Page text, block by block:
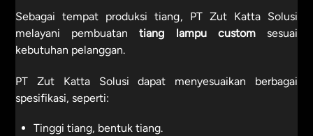
Sebagaitempat produksi tiang, PT Zut Katta Solusi
melayani pembuatantiang lampu customsesuai
kebutuhan pelanggan.
PT Zut Katta Solusi dapat menyesuaikan berbagai
spesifikasi, seperti:
Tinggi tiang, bentuk tiang.